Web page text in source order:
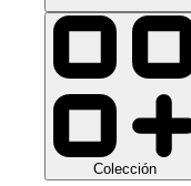
Colección